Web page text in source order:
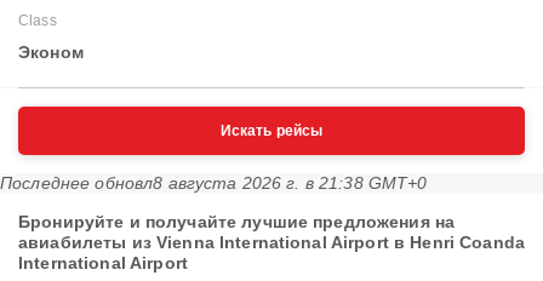
Class
Эконом
Искать рейсы
Последнее обновл8 августа 2026 г. в 21:38 GMT+0
Бронируйте и получайте лучшие предложения на
авиабилеты из Vienna International Airport в Henri Coanda
International Airport